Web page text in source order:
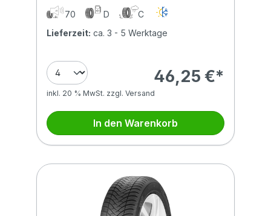
70 D
C
Lieferzeit: ca. 3 - 5 Werktage
46,25 €*
inkl. 20 % MwSt. zzgl. Versand
In den Warenkorb